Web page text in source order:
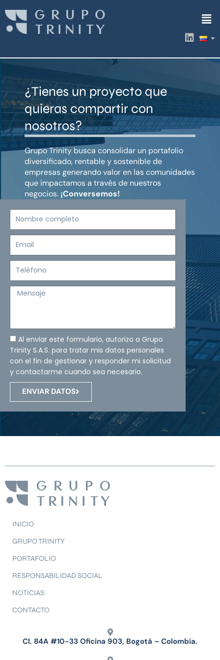
contenido
L
i
k
i
¿Tienes un proyecto que
quieras compartir con
nosotros?
Grupo Trinity busca consolidar un portafolio
diversificado, rentable y sostenible de
empresas generando valor en las comunidades
que impactamos a través de nuestros
negocios. ¡Conversemos!
Mensaje
Al enviar este formulario, autorizo a Grupo
Trinity S.A.S. para tratar mis datos personales
con el fin de gestionar y responder mi solicitud
y contactarme cuando sea necesario.
ENVIAR DATOS
INICIO
GRUPO TRINITY
PORTAFOLIO
RESPONSABILIDAD SOCIAL
NOTICIAS
CONTACTO
Cl. 84A #10-33 Oficina 903, Bogotá – Colombia.